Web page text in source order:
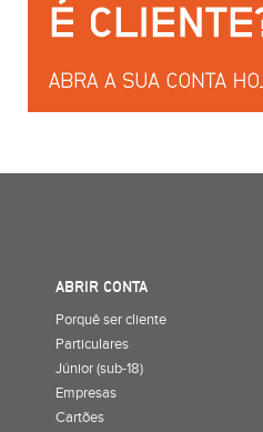
ABRIR CONTA
Porquê ser cliente
Particulares
Júnior (sub-18)
Empresas
Cartões